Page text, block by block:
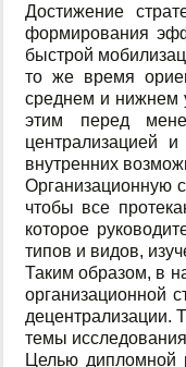
Достижение
формирования
быстрой
то же время
среднем и нижнем
этим перед
централизацией
внутренних
Организационную
чтобы все
которое
типов и видов,
Таким образом, в
организационной
децентрализации.
темы
Целью дипломной